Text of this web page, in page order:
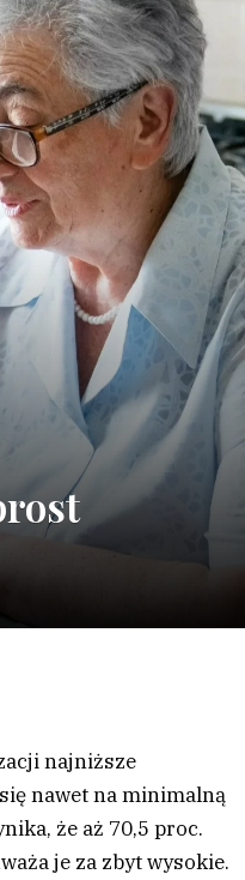
najniższe
nawet na minimalną
że aż 70,5 proc.
je za zbyt wysokie.